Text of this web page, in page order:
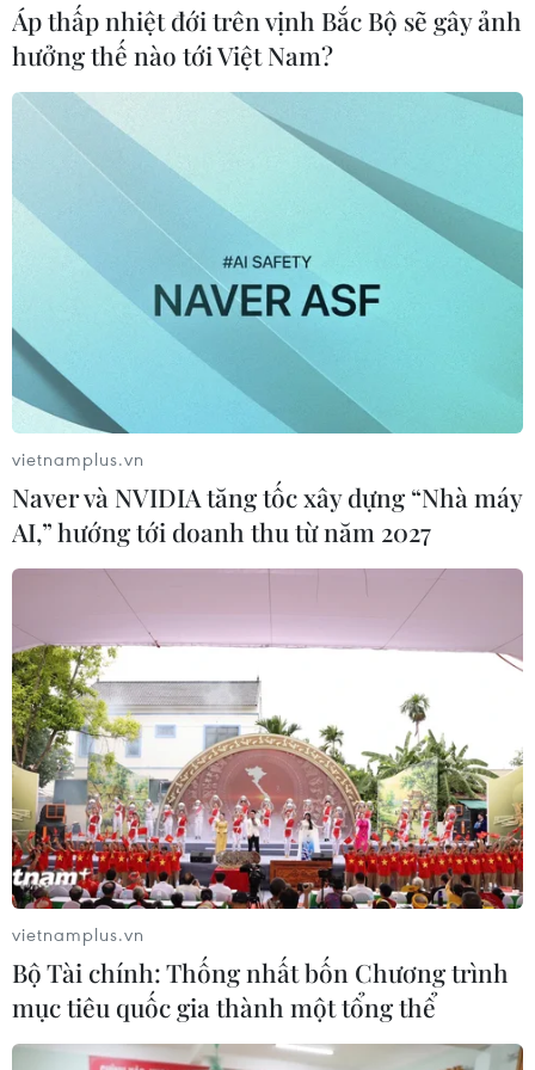
Áp thấp nhiệt đới trên vịnh Bắc Bộ sẽ gây ảnh
hưởng thế nào tới Việt Nam?
vietnamplus.vn
Naver và NVIDIA tăng tốc xây dựng “Nhà máy
AI,” hướng tới doanh thu từ năm 2027
vietnamplus.vn
Bộ Tài chính: Thống nhất bốn Chương trình
mục tiêu quốc gia thành một tổng thể